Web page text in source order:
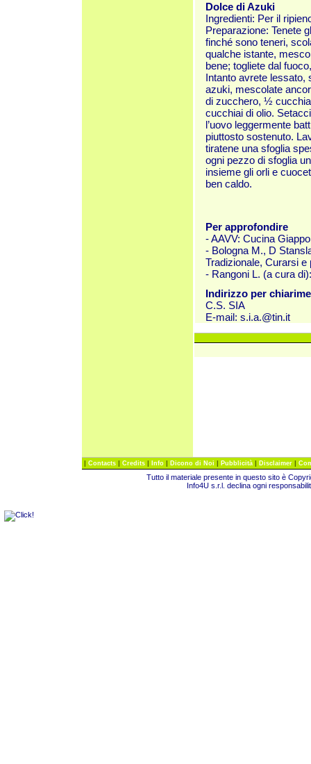
Dolce di Azuki
Ingredienti: Per il
Preparazione: Tenete
finché sono teneri,
qualche istante,
bene; togliete dal
Intanto avrete lessato,
azuki, mescolate
di zucchero, ½
cucchiai di olio.
l’uovo leggermente
piuttosto sostenuto.
tiratene una sfoglia
ogni pezzo di sfoglia
insieme gli orli e
ben caldo.
Per approfondire
- AAVV: Cucina
- Bologna M., D
Tradizionale, Curarsi
- Rangoni L. (a cura
Indirizzo per
C.S. SIA
E-mail: s.i.a.@tin.it
| Contacts | Credits | Info | Dicono di Noi | Pubblicità | Disclaimer |
Tutto il materiale presente in questo sito è
Info4U s.r.l. declina ogni